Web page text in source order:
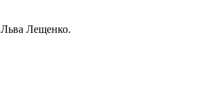
Льва Лещенко.